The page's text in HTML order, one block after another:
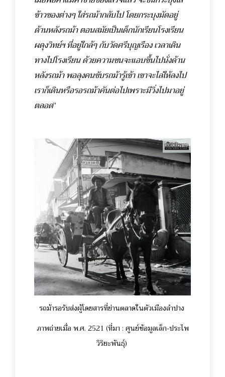
ข้าวของต่างๆ ใส่รถม้ากลับไป โดยกระบุงมัดอยู่
ด้านหลังรถม้า ตอนสมัยเป็นเด็กนักเรียนโรงเรียน
ผดุงวิทย์ฯ ที่อยู่ใกล้ๆ กับวัดศรีบุญเรือง เวลาเดิน
ทางไปโรงเรียน ด้วยความซนจะแอบขึ้นไปนั่งด้าน
หลังรถม้า พอลุงคนขับรถม้ารู้เข้า เขาจะไล่ให้ลงไป
เราก็เดินหรือรอรถม้าคันต่อไปเพราะมีวิ่งไปมาอยู่
ตลอด”
รถม้ารอรับส่งผู้โดยสารที่ย่านตลาดในตัวเมืองลำปาง
ภาพถ่ายเมื่อ พ.ศ. 2521 (ที่มา : ศูนย์ข้อมูลเล็ก-ประไพ
วิริยะพันธุ์)